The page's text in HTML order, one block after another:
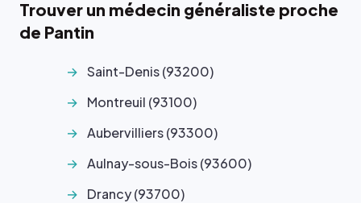
Trouver un médecin généraliste proche
de Pantin
Saint-Denis (93200)
Montreuil (93100)
Aubervilliers (93300)
Aulnay-sous-Bois (93600)
Drancy (93700)